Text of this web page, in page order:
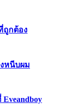
ถูกต้อง
หนีบผม